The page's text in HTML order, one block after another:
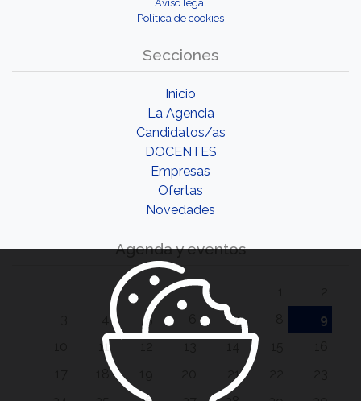
Aviso legal
Política de cookies
Secciones
Inicio
La Agencia
Candidatos/as
DOCENTES
Empresas
Ofertas
Novedades
Agenda y eventos
5 7
9
11
21